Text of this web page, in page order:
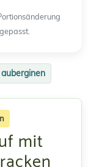
auberginen
mit